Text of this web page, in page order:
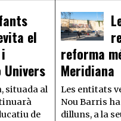
el
situada al
de
reforma
Meridiana
Les entitats
Nou Barris
dilluns, a la